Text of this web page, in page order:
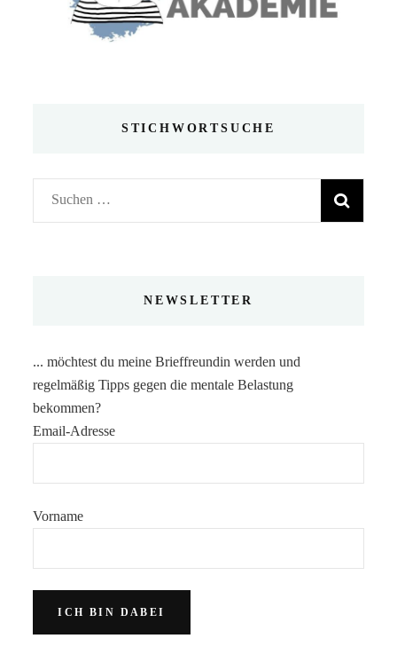
STICHWORTSUCHE
Suchen
nach:
NEWSLETTER
... möchtest du meine Brieffreundin werden und
regelmäßig Tipps gegen die mentale Belastung
bekommen?
Email-Adresse
Vorname